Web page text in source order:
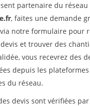
partenaire du réseau
, faites une demande
notre formulaire pour
et trouver des
vous recevrez des
depuis les
du réseau.
devis sont vérifiées